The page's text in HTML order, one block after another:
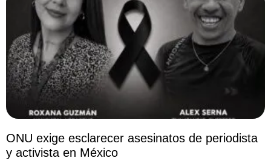
ONU exige esclarecer asesinatos de periodista
y activista en México